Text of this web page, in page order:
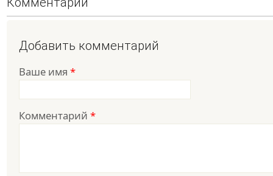
Добавить комментарий
Ваше имя *
Комментарий *